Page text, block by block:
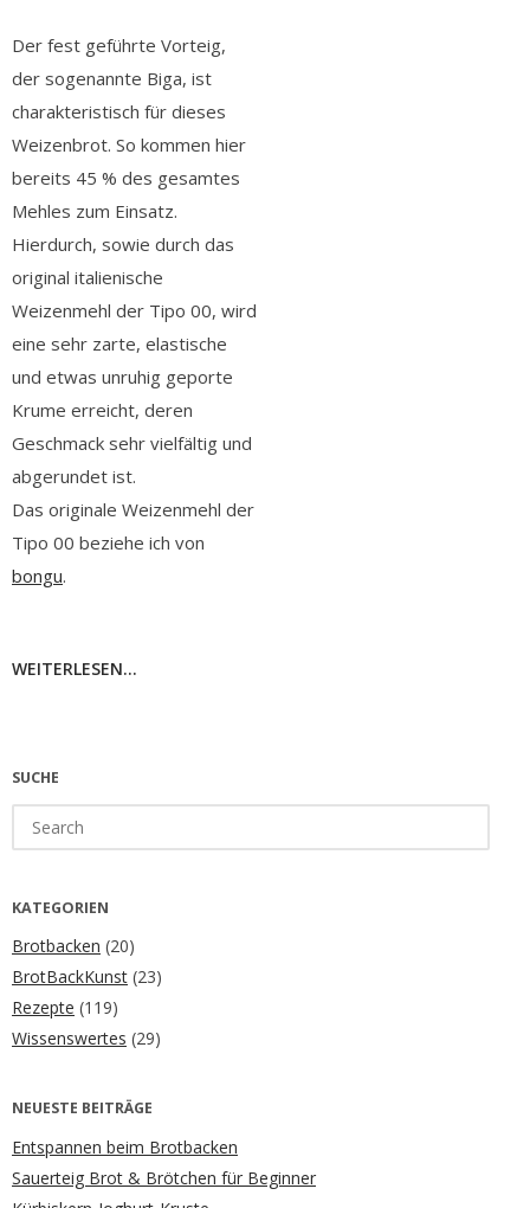
Der fest geführte Vorteig,
der sogenannte Biga, ist
charakteristisch für dieses
Weizenbrot. So kommen hier
bereits 45 % des gesamtes
Mehles zum Einsatz.
Hierdurch, sowie durch das
original italienische
Weizenmehl der Tipo 00, wird
eine sehr zarte, elastische
und etwas unruhig geporte
Krume erreicht, deren
Geschmack sehr vielfältig und
abgerundet ist.
Das originale Weizenmehl der
Tipo 00 beziehe ich von
bongu.
WEITERLESEN...
SUCHE
for:
KATEGORIEN
Brotbacken (20)
BrotBackKunst (23)
Rezepte (119)
Wissenswertes (29)
NEUESTE BEITRÄGE
Entspannen beim Brotbacken
Sauerteig Brot & Brötchen für Beginner